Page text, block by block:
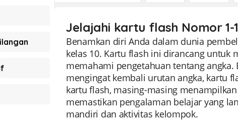
Jelajahi kartu flash Nomor 1-
Benamkan diri Anda dalam dunia
kelas 10. Kartu flash ini dirancang untuk
memahami pengetahuan tentang
mengingat kembali urutan angka, kartu
kartu flash, masing-masing
memastikan pengalaman belajar yang
mandiri dan aktivitas kelompok.